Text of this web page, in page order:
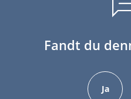
Fandt du
Ja